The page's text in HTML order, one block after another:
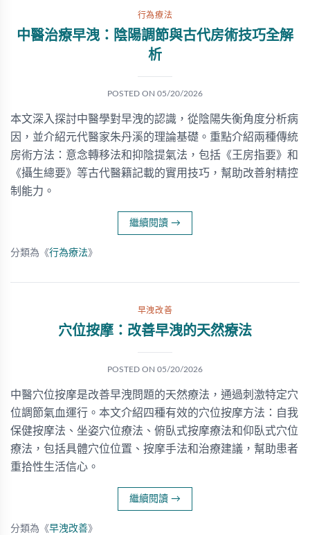
行為療法
中醫治療早洩：陰陽調節與古代房術技巧全解
析
POSTED ON 05/20/2026
本文深入探討中醫學對早洩的認識，從陰陽失衡角度分析病
因，並介紹元代醫家朱丹溪的理論基礎。重點介紹兩種傳統
房術方法：意念轉移法和抑陰提氣法，包括《王房指要》和
《攝生總要》等古代醫籍記載的實用技巧，幫助改善射精控
制能力。
繼續閱讀 →
分類為《行為療法》
早洩改善
穴位按摩：改善早洩的天然療法
POSTED ON 05/20/2026
中醫穴位按摩是改善早洩問題的天然療法，通過刺激特定穴
位調節氣血運行。本文介紹四種有效的穴位按摩方法：自我
保健按摩法、坐姿穴位療法、俯臥式按摩療法和仰臥式穴位
療法，包括具體穴位位置、按摩手法和治療建議，幫助患者
重拾性生活信心。
繼續閱讀 →
分類為《早洩改善》